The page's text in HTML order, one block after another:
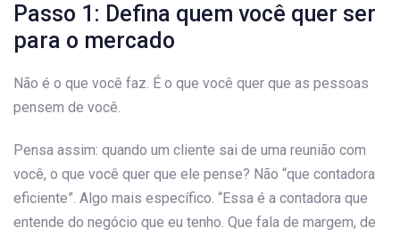
Passo 1: Defina quem você quer ser
para o mercado
Não é o que você faz. É o que você quer que as pessoas
pensem de você.
Pensa assim: quando um cliente sai de uma reunião com
você, o que você quer que ele pense? Não “que contadora
eficiente”. Algo mais específico. “Essa é a contadora que
entende do negócio que eu tenho. Que fala de margem, de